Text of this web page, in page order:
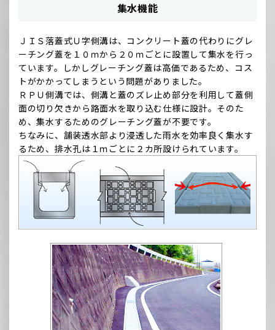
集水機能
ＪＩＳ落蓋式Ｕ字側溝は、コンクリート蓋の代わりにグレ
ーチング蓋を１０ｍから２０ｍごとに設置して集水を行っ
ています。しかしグレーチング蓋は高価であるため、コス
トがかかってしまうという問題がありました。
ＲＰＵ側溝では、側溝と蓋のズレ止め部分を利用して蓋側
面の切り欠きから路面水を取り込む仕様に設計。そのた
め、集水するためのグレーチング蓋が不要です。
ちなみに、舗装透水部より浸透した雨水を効率良く集水す
るため、排水孔は１ｍごとに２カ所設けられています。